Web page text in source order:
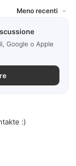
Google o Apple
:)